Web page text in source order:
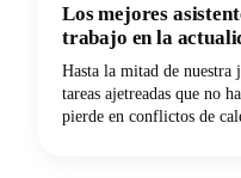
Los mejores
trabajo en la
Hasta la mitad de nuestra
tareas ajetreadas que no
pierde en conflictos de